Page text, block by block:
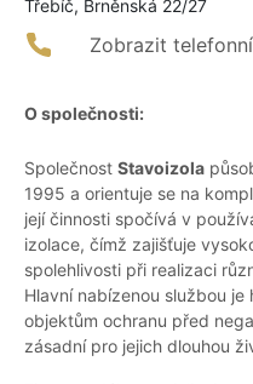
Třebíč, Brněnská 22/27
Zobrazit
O společnosti:
Společnost Stavoizola
1995 a orientuje se na
její činnosti spočívá v
izolace, čímž zajišťuje
spolehlivosti při realizaci
Hlavní nabízenou službou
objektům ochranu před
zásadní pro jejich dlouhou